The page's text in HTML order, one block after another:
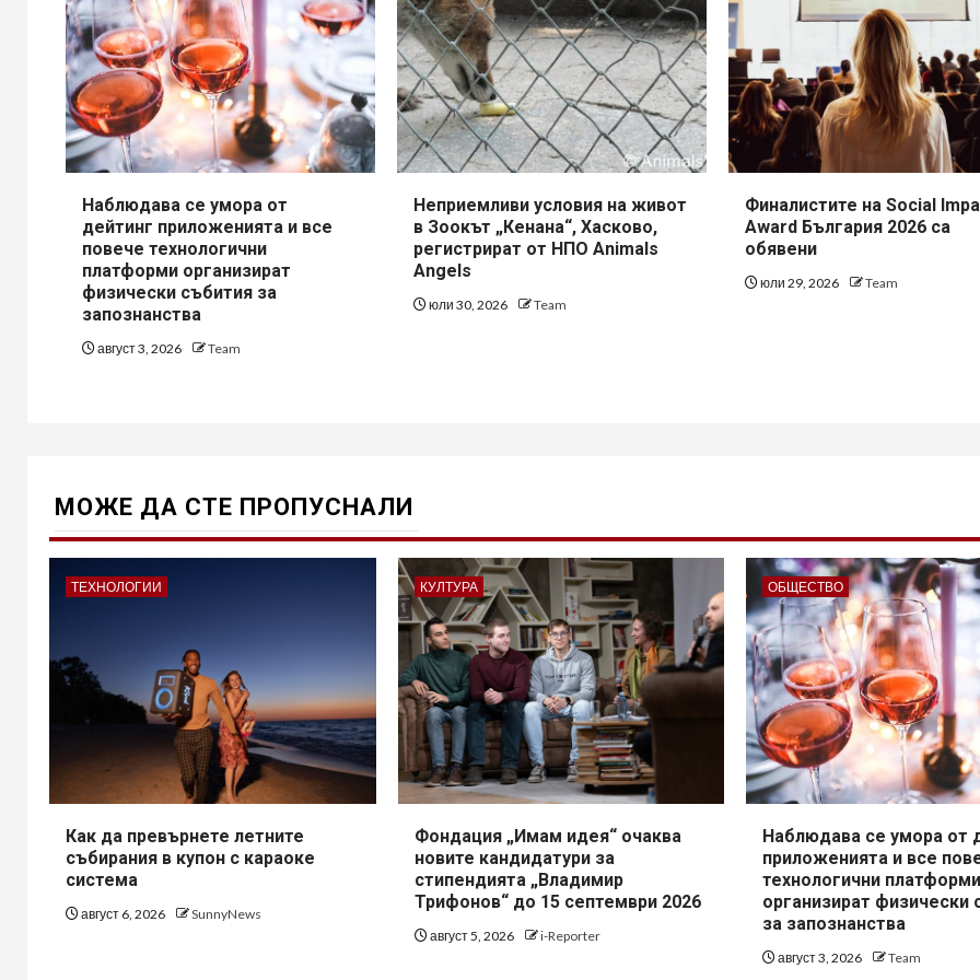
Наблюдава се умора от
дейтинг приложенията и все
повече технологични
платформи организират
физически събития за
запознанства
август 3, 2026 Team
Неприемливи условия на живот
в Зоокът „Кенана“, Хасково,
регистрират от НПО Animals
Angels
юли 30, 2026 Team
Финалистите на Social
Award България 2026 са
обявени
юли 29, 2026 Team
МОЖE ДА СТЕ ПРОПУСНАЛИ
ТЕХНОЛОГИИ
Как да превърнете летните
събирания в купон с караоке
система
август 6, 2026 SunnyNews
КУЛТУРА
Фондация „Имам идея“ очаква
новите кандидатури за
стипендията „Владимир
Трифонов“ до 15 септември 2026
август 5, 2026 i-Reporter
ОБЩЕСТВО
Наблюдава се умора от
приложенията и все
технологични платформи
организират физически
за запознанства
август 3, 2026 Team